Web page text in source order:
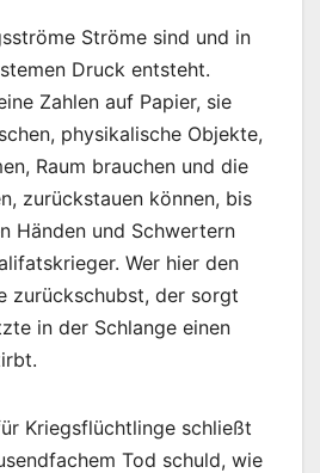
Ströme sind und in
Druck entsteht.
Zahlen auf Papier, sie
physikalische Objekte,
Raum brauchen und die
zurückstauen können, bis
Händen und Schwertern
Wer hier den
zurückschubst, der sorgt
in der Schlange einen
Kriegsflüchtlinge schließt
Tod schuld, wie